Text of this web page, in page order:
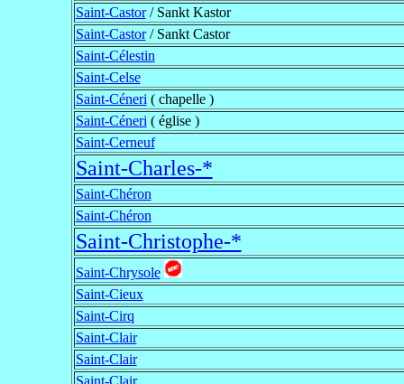
Saint-Castor/ Sankt Kastor
Saint-Castor/ Sankt Castor
Saint-Célestin
Saint-Celse
Saint-Céneri ( chapelle )
Saint-Céneri ( église )
Saint-Cerneuf
Saint-Charles-*
Saint-Chéron
Saint-Chéron
Saint-Christophe-*
Saint-Chrysole
Saint-Cieux
Saint-Cirq
Saint-Clair
Saint-Clair